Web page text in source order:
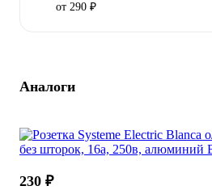
от 290 ₽
Аналоги
230 ₽